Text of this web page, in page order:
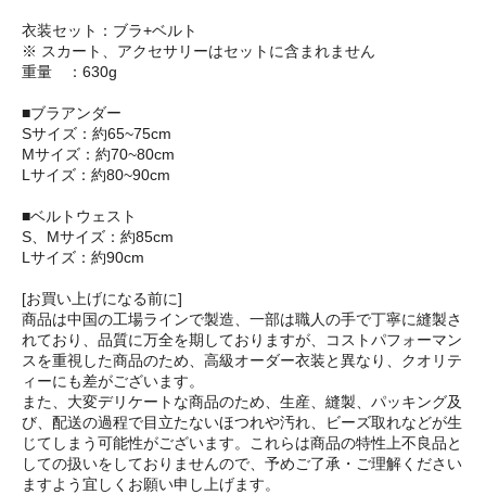
衣装セット：ブラ+ベルト
※ スカート、アクセサリーはセットに含まれません
重量 ：630g
■ブラアンダー
Sサイズ：約65~75cm
Mサイズ：約70~80cm
Lサイズ：約80~90cm
■ベルトウェスト
S、Mサイズ：約85cm
Lサイズ：約90cm
[お買い上げになる前に]
商品は中国の工場ラインで製造、一部は職人の手で丁寧に縫製さ
れており、品質に万全を期しておりますが、コストパフォーマン
スを重視した商品のため、高級オーダー衣装と異なり、クオリテ
ィーにも差がございます。
また、大変デリケートな商品のため、生産、縫製、パッキング及
び、配送の過程で目立たないほつれや汚れ、ビーズ取れなどが生
じてしまう可能性がございます。これらは商品の特性上不良品と
しての扱いをしておりませんので、予めご了承・ご理解ください
ますよう宜しくお願い申し上げます。